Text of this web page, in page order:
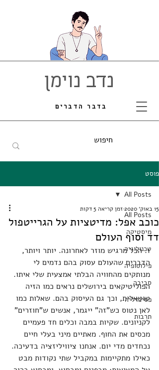
נדב נוימן
בדבר הדברים
פוסט
All Posts
מיסטיקה
טכנולוגיה
פילוסופיה
סביבה
פסיכדליה
תרבות
All Posts
כוכב אפל: מדיטציות על הגרייטפול
דד וסוף העולם
15 באוק׳ 2020 זמן קריאה 5 דקות
1. הכל מרגיש מוזר לאחרונה. יותר ויותר,
הדברים שהעולם עסוק בהם נדמים לי
מנותקים מהחוויה הבלתי אמצעית שלי איתו.
הפוליטיקאים בירושלים נראים כמו הזיה
טוטאלית, וכך גם העיסוק בהם. שאלות כמו
לאן נטוס כש"זה" ייגמר, אנשים ש"חוזרים"
לקניונים. שקיות במבה וכלים חד פעמיים
מכסים את החוף. מאתיים מיני בעלי חיים
נכחדים מדי יום. אנחנו ציוויליזציה בדעיכה.
כאילו מתקיימות במקביל שתי נקודות מבט